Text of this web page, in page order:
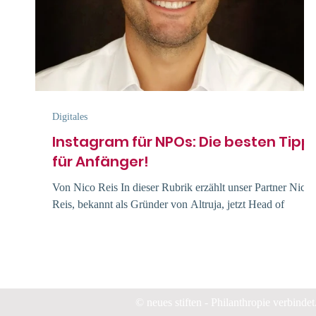
Instagram für NPOs: Die besten Tipps
für Anfänger!
Von Nico Reis In dieser Rubrik erzählt unser Partner Nico
Reis, bekannt als Gründer von Altruja, jetzt Head of
Digitales
© neues stiften - Philanthropie verbindet.